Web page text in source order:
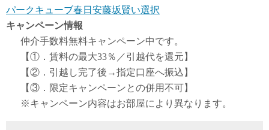
パークキューブ春日安藤坂賢い選択
キャンペーン情報
仲介手数料無料キャンペーン中です。
【①．賃料の最大33％／引越代を還元】
【②．引越し完了後→指定口座へ振込】
【③．限定キャンペーンとの併用不可】
※キャンペーン内容はお部屋により異なります。